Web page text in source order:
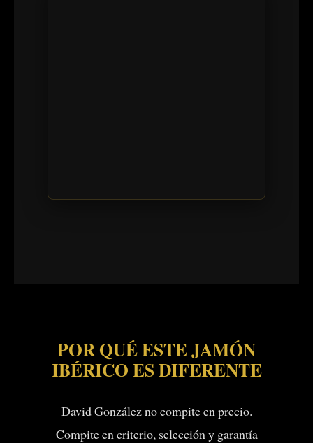
POR QUÉ ESTE JAMÓN
IBÉRICO ES DIFERENTE
David González no compite en precio.
Compite en criterio, selección y garantía